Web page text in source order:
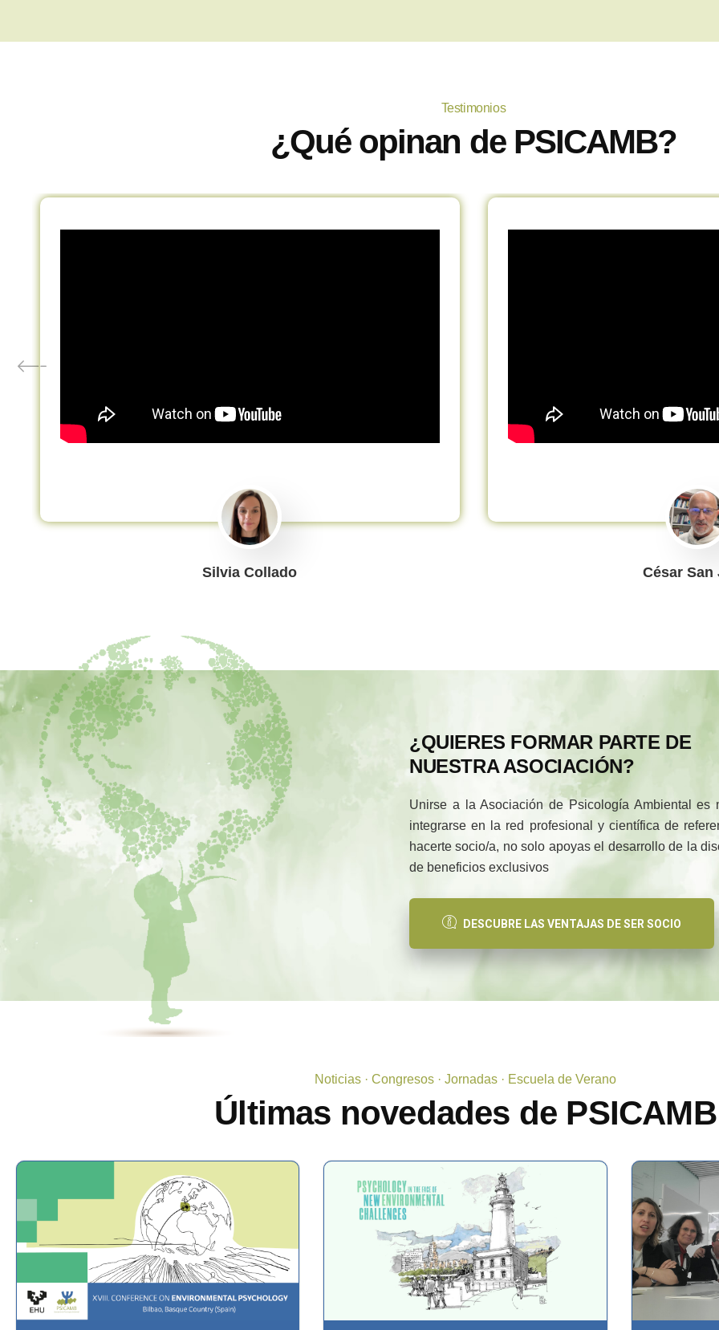
Testimonios
¿Qué opinan de PSICAMB?
Silvia Collado César San
¿QUIERES FORMAR PARTE DE
NUESTRA ASOCIACIÓN?
Unirse a la Asociación de Psicología Ambiental es
integrarse en la red profesional y científica de
hacerte socio/a, no solo apoyas el desarrollo de la
de beneficios exclusivos
DESCUBRE LAS VENTAJAS DE SER SOCIO
Noticias · Congresos · Jornadas · Escuela de Verano
Últimas novedades de PSICAMB